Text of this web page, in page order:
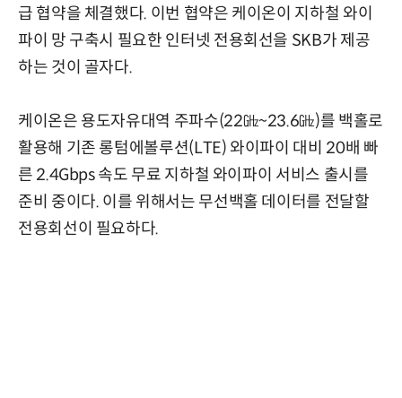
급 협약을 체결했다. 이번 협약은 케이온이 지하철 와이
파이 망 구축시 필요한 인터넷 전용회선을 SKB가 제공
하는 것이 골자다.
케이온은 용도자유대역 주파수(22㎓~23.6㎓)를 백홀로
활용해 기존 롱텀에볼루션(LTE) 와이파이 대비 20배 빠
른 2.4Gbps 속도 무료 지하철 와이파이 서비스 출시를
준비 중이다. 이를 위해서는 무선백홀 데이터를 전달할
전용회선이 필요하다.